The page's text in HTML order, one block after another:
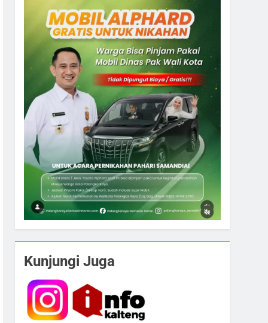
Kunjungi Juga